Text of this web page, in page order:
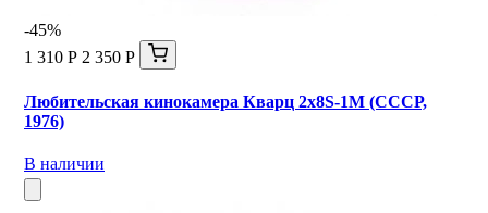
-45%
1 310 Р 2 350 Р
Любительская кинокамера Кварц 2х8S-1M (СССР,
1976)
В наличии